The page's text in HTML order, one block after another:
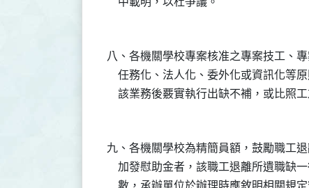
八、各機關學校專案核准之專案技工、
任務化、法人化、委外化或資訊化等
九、各機關學校為精簡員額，鼓勵職工
加發慰助金者，該職工退離所遺職缺